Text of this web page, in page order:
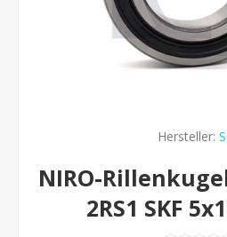
Hersteller:
NIRO-
2RS1 SKF